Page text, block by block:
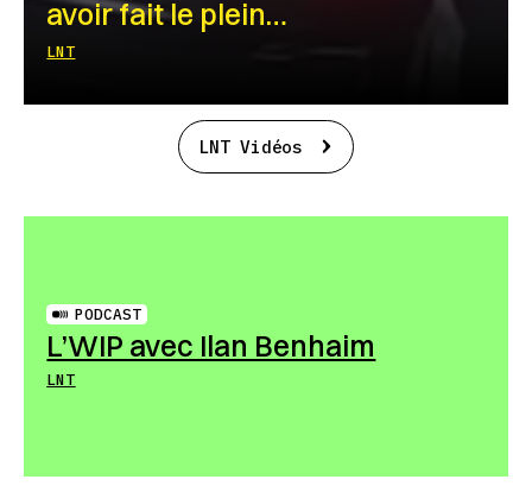
avoir fait le plein…
LNT
LNT Vidéos
PODCAST
L’WIP avec Ilan Benhaim
LNT